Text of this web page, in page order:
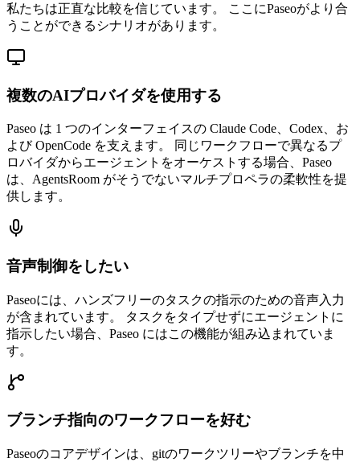
私たちは正直な比較を信じています。 ここにPaseoがより合
うことができるシナリオがあります。
複数のAIプロバイダを使用する
Paseo は 1 つのインターフェイスの Claude Code、Codex、お
よび OpenCode を支えます。 同じワークフローで異なるプ
ロバイダからエージェントをオーケストする場合、Paseo
は、AgentsRoom がそうでないマルチプロペラの柔軟性を提
供します。
音声制御をしたい
Paseoには、ハンズフリーのタスクの指示のための音声入力
が含まれています。 タスクをタイプせずにエージェントに
指示したい場合、Paseo にはこの機能が組み込まれていま
す。
ブランチ指向のワークフローを好む
Paseoのコアデザインは、gitのワークツリーやブランチを中